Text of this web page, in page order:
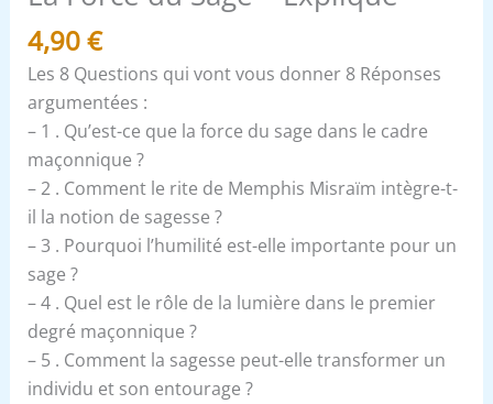
4,90€
Les 8 Questions qui vont vous donner 8 Réponses
argumentées :
– 1 . Qu’est-ce que la force du sage dans le cadre
maçonnique ?
– 2 . Comment le rite de Memphis Misraïm intègre-t-
il la notion de sagesse ?
– 3 . Pourquoi l’humilité est-elle importante pour un
sage ?
– 4 . Quel est le rôle de la lumière dans le premier
degré maçonnique ?
– 5 . Comment la sagesse peut-elle transformer un
individu et son entourage ?